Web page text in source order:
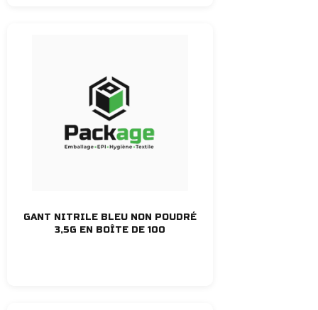
GANT NITRILE BLEU NON POUDRÉ
3,5G EN BOÎTE DE 100